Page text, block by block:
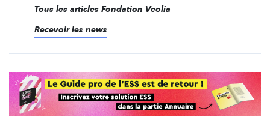
Tous les articles Fondation Veolia
Recevoir les news